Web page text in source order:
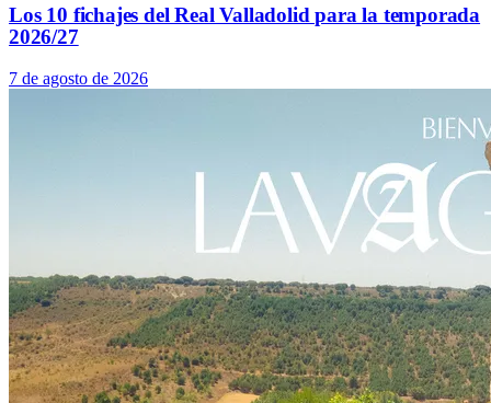
Los 10 fichajes del Real Valladolid para la temporada
2026/27
7 de agosto de 2026